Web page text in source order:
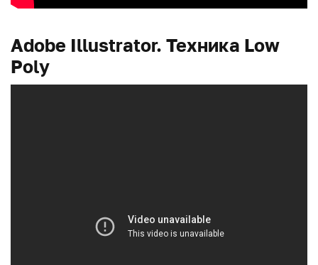
Adobe Illustrator. Техника Low
Poly